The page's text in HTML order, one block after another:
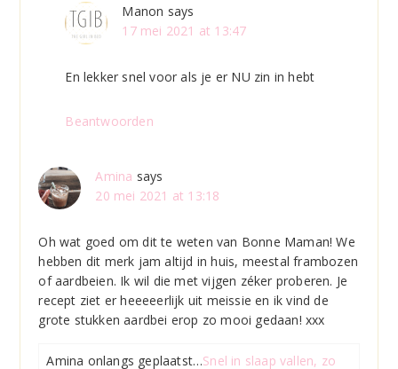
Manon says
17 mei 2021 at 13:47
En lekker snel voor als je er NU zin in hebt
Beantwoorden
Amina says
20 mei 2021 at 13:18
Oh wat goed om dit te weten van Bonne Maman! We
hebben dit merk jam altijd in huis, meestal frambozen
of aardbeien. Ik wil die met vijgen zéker proberen. Je
recept ziet er heeeeerlijk uit meissie en ik vind de
grote stukken aardbei erop zo mooi gedaan! xxx
Amina onlangs geplaatst…Snel in slaap vallen, zo